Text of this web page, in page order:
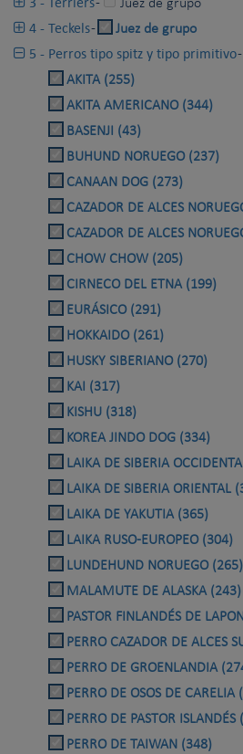
- Juez de grupo
4 - Teckels- Juez de grupo
5 - Perros tipo spitz y tipo primitivo-
AKITA (255)
AKITA AMERICANO (344)
BASENJI (43)
BUHUND NORUEGO (237)
CANAAN DOG (273)
CAZADOR DE ALCES
CAZADOR DE ALCES
CHOW CHOW (205)
CIRNECO DEL ETNA (199)
EURÁSICO (291)
HOKKAIDO (261)
HUSKY SIBERIANO (270)
KAI (317)
KISHU (318)
KOREA JINDO DOG (334)
LAIKA DE SIBERIA
LAIKA DE SIBERIA ORIENTAL
LAIKA DE YAKUTIA (365)
LAIKA RUSO-EUROPEO (304)
LUNDEHUND NORUEGO (265)
MALAMUTE DE ALASKA (243)
PASTOR FINLANDÉS DE
PERRO CAZADOR DE ALCES
PERRO DE GROENLANDIA
PERRO DE OSOS DE CARELIA
PERRO DE PASTOR ISLANDÉS
PERRO DE TAIWAN (348)